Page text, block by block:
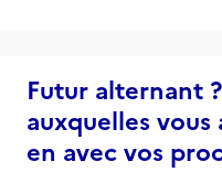
Futur alternant
auxquelles
en avec vos